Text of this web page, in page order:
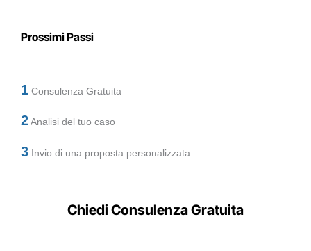
Prossimi Passi
1 Consulenza Gratuita
2Analisi del tuo caso
3 Invio di una proposta personalizzata
Chiedi Consulenza Gratuita